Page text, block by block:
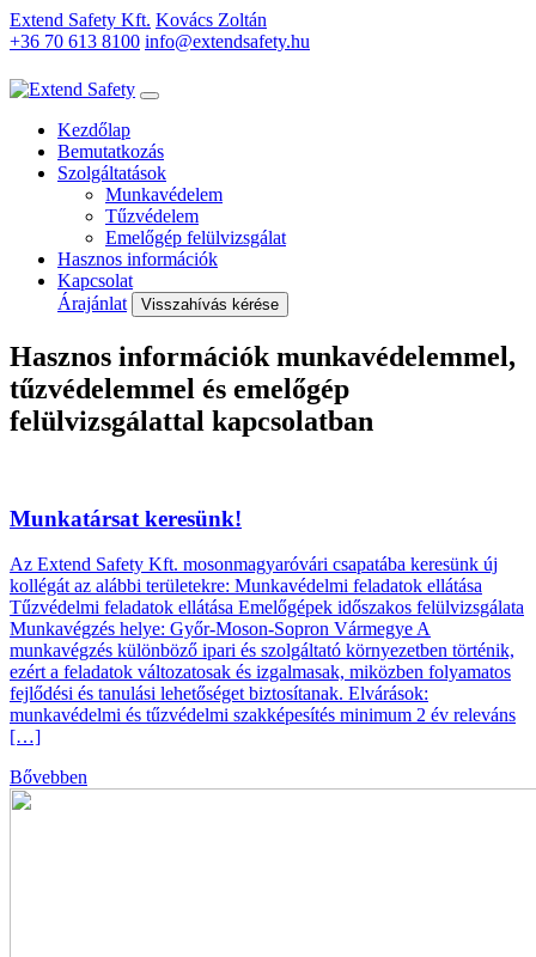
Extend Safety Kft. Kovács Zoltán
+36 70 613 8100 info@extendsafety.hu
Kezdőlap
Bemutatkozás
Szolgáltatások
Munkavédelem
Tűzvédelem
Emelőgép felülvizsgálat
Hasznos információk
Kapcsolat
Árajánlat
Visszahívás kérése
Hasznos információk munkavédelemmel,
tűzvédelemmel és emelőgép
felülvizsgálattal kapcsolatban
Munkatársat keresünk!
Az Extend Safety Kft. mosonmagyaróvári csapatába keresünk új
kollégát az alábbi területekre: Munkavédelmi feladatok ellátása
Tűzvédelmi feladatok ellátása Emelőgépek időszakos felülvizsgálata
Munkavégzés helye: Győr-Moson-Sopron Vármegye A
munkavégzés különböző ipari és szolgáltató környezetben történik,
ezért a feladatok változatosak és izgalmasak, miközben folyamatos
fejlődési és tanulási lehetőséget biztosítanak. Elvárások:
munkavédelmi és tűzvédelmi szakképesítés minimum 2 év releváns
[…]
Bővebben